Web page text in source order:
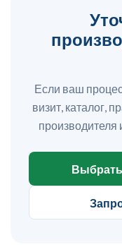
Если ваш
визит, каталог,
производителя
Выбрать